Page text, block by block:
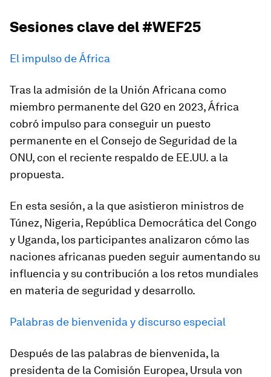
Sesiones clave del #WEF25
El impulso de África
Tras la admisión de la Unión Africana como
miembro permanente del G20 en 2023, África
cobró impulso para conseguir un puesto
permanente en el Consejo de Seguridad de la
ONU, con el reciente respaldo de EE.UU. a la
propuesta.
En esta sesión, a la que asistieron ministros de
Túnez, Nigeria, República Democrática del Congo
y Uganda, los participantes analizaron cómo las
naciones africanas pueden seguir aumentando su
influencia y su contribución a los retos mundiales
en materia de seguridad y desarrollo.
Palabras de bienvenida y discurso especial
​​Después de las palabras de bienvenida, la
presidenta de la Comisión Europea, Ursula von